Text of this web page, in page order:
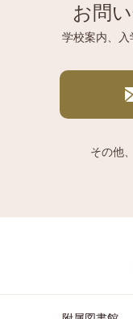
お問
学校案内、
その他